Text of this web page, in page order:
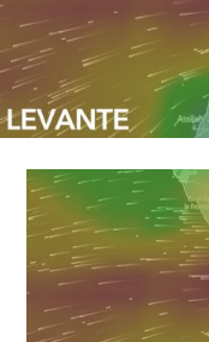
NOVEMBRO 18, 2020